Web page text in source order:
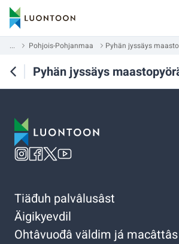
... Pohjois-Pohjanmaa Pyhän jyssäys
Pyhän jyssäys
Tiäđuh palvâlusâst
Äigikyevdil
Ohtâvuođâ väldim já macâttâs